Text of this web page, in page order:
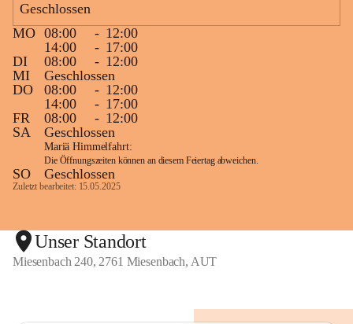
Geschlossen
MO 08:00 - 12:00
14:00
- 17:00
DI
08:00 - 12:00
MI
Geschlossen
DO
08:00 - 12:00
14:00
- 17:00
FR
08:00 - 12:00
SA
Geschlossen
Mariä Himmelfahrt:
Die Öffnungszeiten können an diesem Feiertag abweichen.
SO Geschlossen
Zuletzt bearbeitet: 15.05.2025
Unser Standort
Miesenbach 240, 2761 Miesenbach, AUT